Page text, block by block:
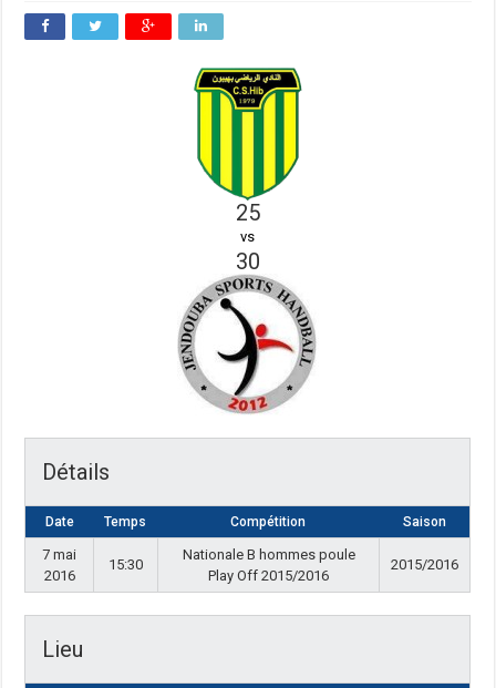
25
vs
30
Détails
Date Temps Compétition Saison
7 mai
2016
15:30
Nationale B hommes poule
Play Off 2015/2016
2015/2016
Lieu